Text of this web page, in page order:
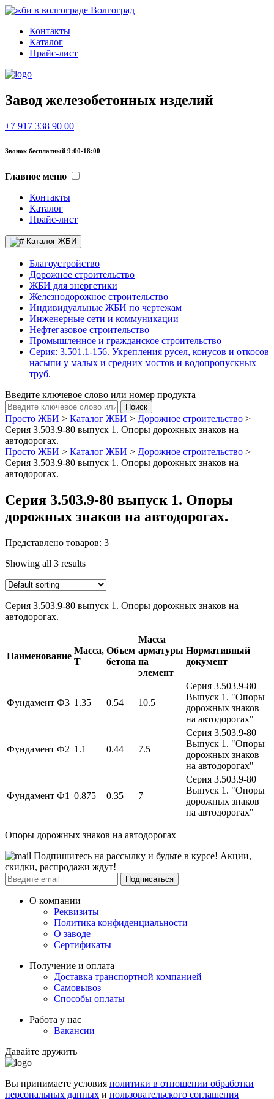
Волгоград
Контакты
Каталог
Прайс-лист
Завод железобетонных изделий
+7 917 338 90 00
Звонок бесплатный 9:00-18:00
Главное меню
Контакты
Каталог
Прайс-лист
Каталог ЖБИ
Благоустройство
Дорожное строительство
ЖБИ для энергетики
Железнодорожное строительство
Индивидуальные ЖБИ по чертежам
Инженерные сети и коммуникации
Нефтегазовое строительство
Промышленное и гражданское строительство
Серия: 3.501.1-156. Укрепления русел, конусов и откосов
насыпи у малых и средних мостов и водопропускных
труб.
Введите ключевое слово или номер продукта
Просто ЖБИ > Каталог ЖБИ > Дорожное строительство >
Серия 3.503.9-80 выпуск 1. Опоры дорожных знаков на
автодорогах.
Просто ЖБИ > Каталог ЖБИ > Дорожное строительство >
Серия 3.503.9-80 выпуск 1. Опоры дорожных знаков на
автодорогах.
Серия 3.503.9-80 выпуск 1. Опоры
дорожных знаков на автодорогах.
Представлено товаров: 3
Showing all 3 results
Серия 3.503.9-80 выпуск 1. Опоры дорожных знаков на
автодорогах.
Наименование
Масса,
Т
Объем
бетона
Масса
арматуры
на
элемент
Нормативный
документ
Фундамент Ф3 1.35 0.54 10.5
Серия 3.503.9-80
Выпуск 1. "Опоры
дорожных знаков
на автодорогах"
Фундамент Ф2 1.1 0.44 7.5
Серия 3.503.9-80
Выпуск 1. "Опоры
дорожных знаков
на автодорогах"
Фундамент Ф1 0.875 0.35 7
Серия 3.503.9-80
Выпуск 1. "Опоры
дорожных знаков
на автодорогах"
Опоры дорожных знаков на автодорогах
Подпишитесь на рассылку и будьте в курсе! Акции,
скидки, распродажи ждут!
Подписаться
О компании
Реквизиты
Политика конфиденциальности
О заводе
Сертификаты
Получение и оплата
Доставка транспортной компанией
Самовывоз
Способы оплаты
Работа у нас
Вакансии
Давайте дружить
Вы принимаете условия политики в отношении обработки
персональных данных и пользовательского соглашения